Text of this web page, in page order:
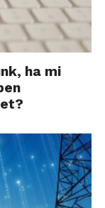
ha mi